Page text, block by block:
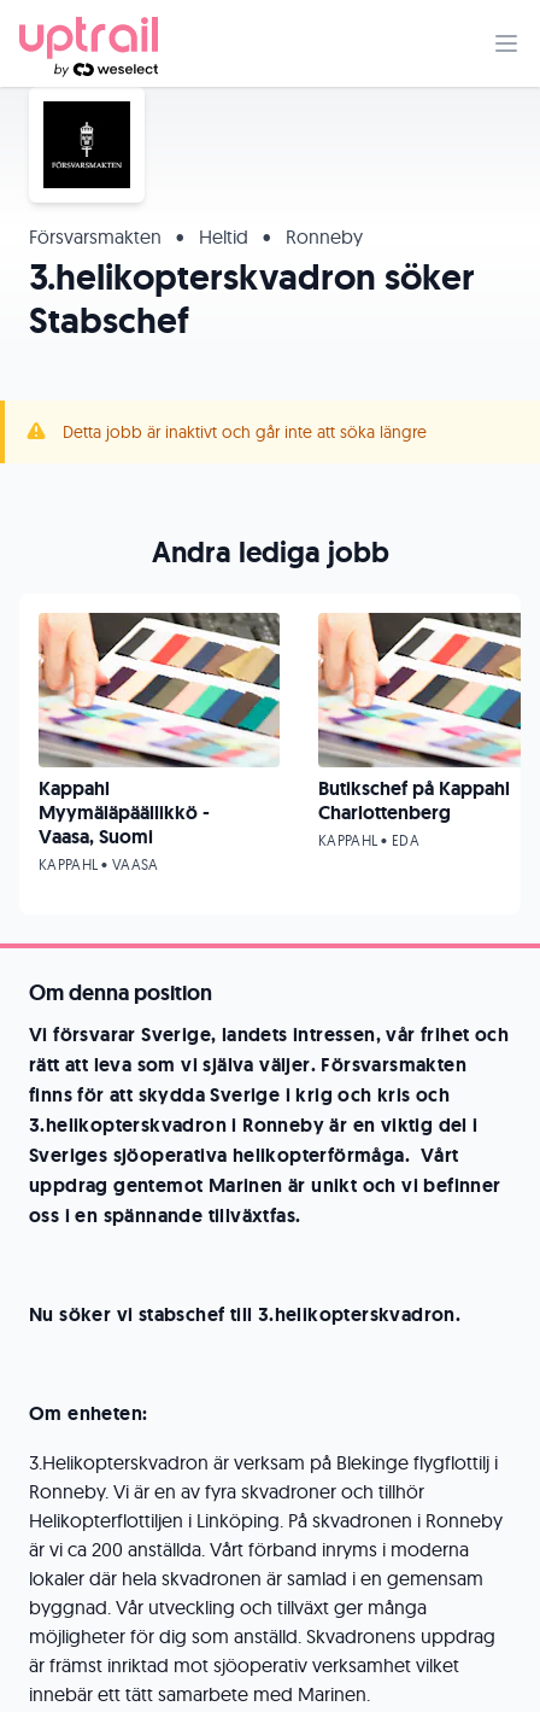
Försvarsmakten • Heltid • Ronneby
3.helikopterskvadron söker
Stabschef
Detta jobb är inaktivt och går inte att söka längre
Om denna position
Vi försvarar Sverige, landets intressen, vår frihet och
rätt att leva som vi själva väljer. Försvarsmakten
finns för att skydda Sverige i krig och kris och
3.helikopterskvadron i Ronneby är en viktig del i
Sveriges sjöoperativa helikopterförmåga. Vårt
uppdrag gentemot Marinen är unikt och vi befinner
oss i en spännande tillväxtfas.
Nu söker vi stabschef till 3.helikopterskvadron.
Om enheten:
3.Helikopterskvadron är verksam på Blekinge flygflottilj i
Ronneby. Vi är en av fyra skvadroner och tillhör
Helikopterflottiljen i Linköping. På skvadronen i Ronneby
är vi ca 200 anställda. Vårt förband inryms i moderna
lokaler där hela skvadronen är samlad i en gemensam
byggnad. Vår utveckling och tillväxt ger många
möjligheter för dig som anställd. Skvadronens uppdrag
är främst inriktad mot sjöoperativ verksamhet vilket
innebär ett tätt samarbete med Marinen.
Andra lediga jobb
Kappahl
Myymäläpäällikkö -
Vaasa, Suomi
KAPPAHL • VAASA
Butikschef på Kappahl
Charlottenberg
KAPPAHL • EDA